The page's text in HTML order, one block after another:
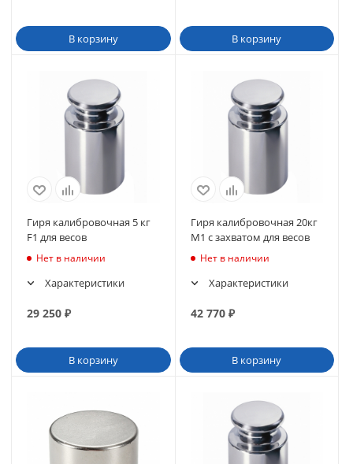
В корзину В корзину
Гиря калибровочная 5 кг
F1 для весов
Нет в наличии
Характеристики
29 250 ₽
В корзину
Гиря калибровочная 20кг
М1 с захватом для весов
Нет в наличии
Характеристики
42 770₽
В корзину